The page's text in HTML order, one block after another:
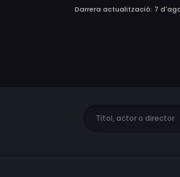
Darrera actualització: 7